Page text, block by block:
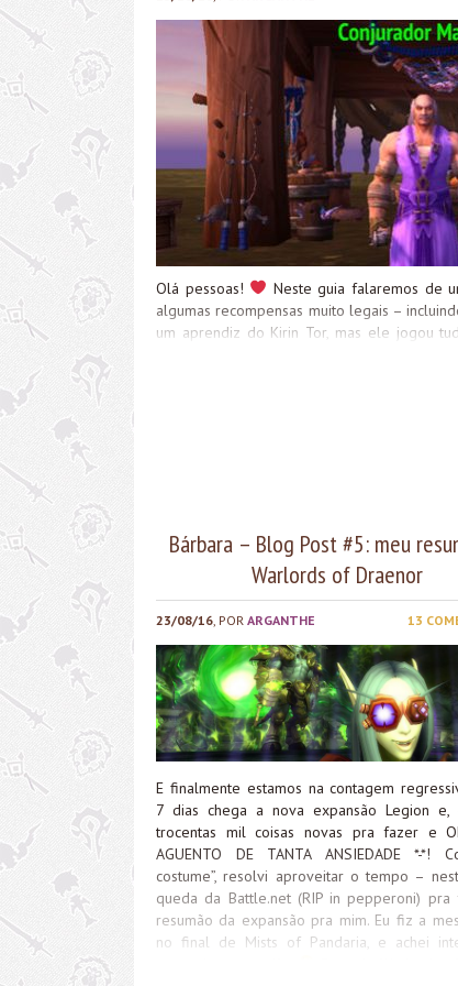
Olá pessoas!
Neste guia falaremos de
algumas recompensas muito legais –
um aprendiz do Kirin Tor, mas ele jogou
Bárbara – Blog Post #5: meu
Warlords of Draenor
23/08/16 , POR ARGANTHE 13
E finalmente estamos na contagem
7 dias chega a nova expansão Legion e,
trocentas mil coisas novas pra fazer e
AGUENTO DE TANTA ANSIEDADE *-*!
costume”, resolvi aproveitar o tempo –
queda da Battle.net (RIP in pepperoni) pra
resumão da expansão pra mim. Eu fiz a
no final de Mists of Pandaria, e achei